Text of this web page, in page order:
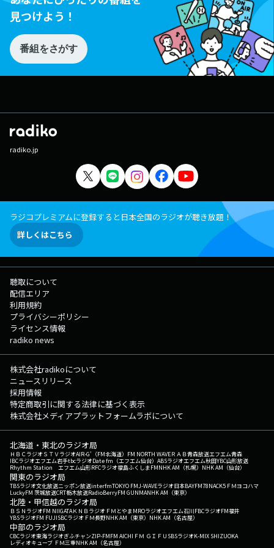
見つけよう！
番組をさがす
radiko.jp
ラジコプレミアムに登録すると日本全国のラジオが聴き放題！
詳しくはこちら
聴取について
配信エリア
利用規約
プライバシーポリシー
ライセンス情報
radiko news
株式会社radikoについて
ニュースリリース
採用情報
特定商取引に関する法律に基づく表示
株式会社メディアプラットフォームラボについて
北海道・東北のラジオ局
ＨＢＣラジオＳＴＶラジオAIR-G'（FM北海道） FM NORTH WAVEＲＡＢ青森放送エフエム青森
IBCラジオエフエム岩手tbcラジオDate fm（エフエム仙台） ABSラジオエフエム秋田YBC山形放送
Rhythm Station エフエム山形RFCラジオ福島ふくしまFMNHK AM（札幌） NHK AM（仙台）
関東のラジオ局
TBSラジオ文化放送ニッポン放送interfmTOKYO FMJ-WAVEラジオ日本BAYFM78NACK5 ＦＭヨコハマ
LuckyFM 茨城放送CRT栃木放送RadioBerryFM GUNMANHK AM（東京）
北陸・甲信越のラジオ局
ＢＳＮラジオFM NIIGATAＫＮＢラジオ ＦＭとやまMROラジオエフエム石川FBCラジオFM福井
YBSラジオFM FUJISBCラジオ ＦＭ長野NHK AM（東京） NHK AM（名古屋）
中部のラジオ局
CBCラジオ東海ラジオぎふチャンZIP-FMFM AICHI ＦＭ ＧＩＦＵ SBSラジオK-MIX SHIZUOKA
レディオキューブ ＦＭ三重NHK AM（名古屋）